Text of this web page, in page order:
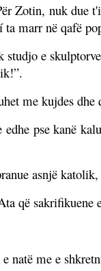
Zotin, nuk due
marr në qafë
studjo e
me kujdes dhe
pse kanë
asnjë
që sakrifikuene
natë me e